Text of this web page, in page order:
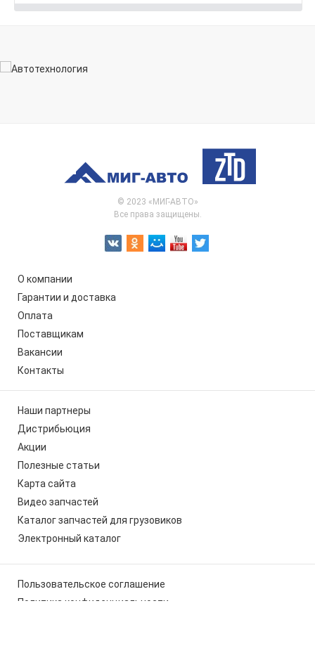
© 2023 «МИГ-АВТО»
Все права защищены.
О компании
Гарантии и доставка
Оплата
Поставщикам
Вакансии
Контакты
Наши партнеры
Дистрибьюция
Акции
Полезные статьи
Карта сайта
Видео запчастей
Каталог запчастей для грузовиков
Электронный каталог
Пользовательское соглашение
Политика конфиденциальности